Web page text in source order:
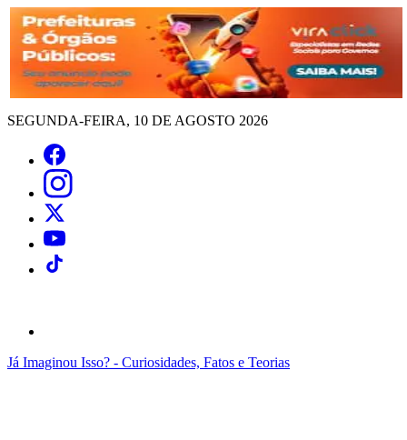
SEGUNDA-FEIRA, 10 DE AGOSTO 2026
Já Imaginou Isso? - Curiosidades, Fatos e Teorias